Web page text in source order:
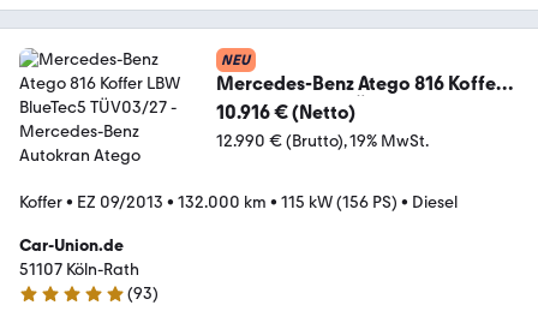
NEU
Mercedes-Benz Atego 816 Koffer
LBW BlueTec5 TÜV03/27
10.916 € (Netto)
12.990 € (Brutto) 19% MwSt.
Koffer• EZ 09/2013 • 132.000 km • 115 kW (156 PS) • Diesel
Car-Union.de
51107 Köln-Rath
4.8 Sterne
(93)